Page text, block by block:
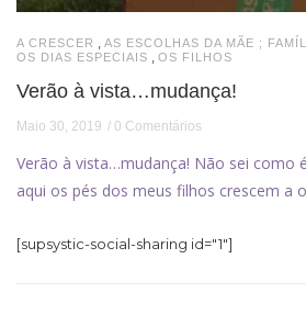
A CRESCER , AS ESCOLHAS DA MÃE ;
OS DIAS ESPECIAIS , OS FILHOS
Verão à vista…mudança!
Maio 30, 2019 0 Comentários
Verão à vista…mudança! Não sei como
aqui os pés dos meus filhos crescem a
[supsystic-social-sharing id="1"]